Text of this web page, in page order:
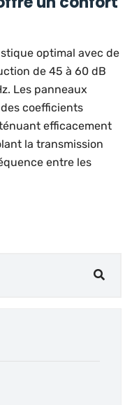
optimal avec de
de 45 à 60 dB
Les panneaux
coefficients
efficacement
la transmission
entre les